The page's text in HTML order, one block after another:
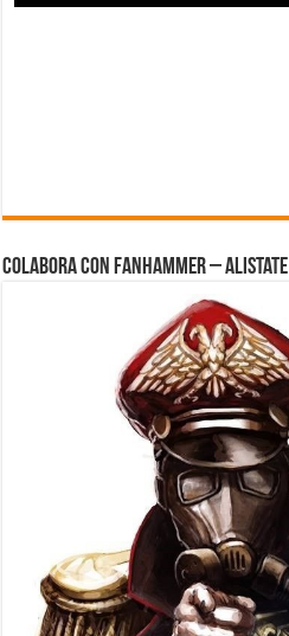
Colabora con FanHammer – Alistate